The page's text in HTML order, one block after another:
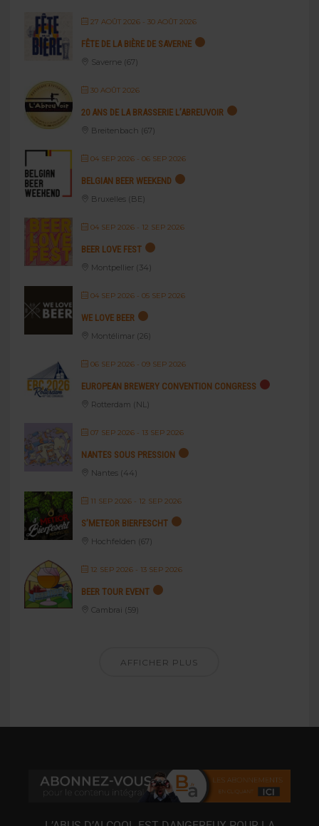
27 AOÛT 2026- 30 AOÛT 2026
FÊTE DE LA BIÈRE DE SAVERNE
Saverne (67)
30 AOÛT 2026
20 ANS DE LA BRASSERIE L’ABREUVOIR
Breitenbach (67)
04 SEP 2026- 06 SEP 2026
BELGIAN BEER WEEKEND
Bruxelles (BE)
04 SEP 2026- 12 SEP 2026
BEER LOVE FEST
Montpellier (34)
04 SEP 2026- 05 SEP 2026
WE LOVE BEER
Montélimar (26)
06 SEP 2026- 09 SEP 2026
EUROPEAN BREWERY CONVENTION CONGRESS
Rotterdam (NL)
07 SEP 2026- 13 SEP 2026
NANTES SOUS PRESSION
Nantes (44)
11 SEP 2026- 12 SEP 2026
S’METEOR BIERFESCHT
Hochfelden (67)
12 SEP 2026- 13 SEP 2026
BEER TOUR EVENT
Cambrai (59)
AFFICHER PLUS